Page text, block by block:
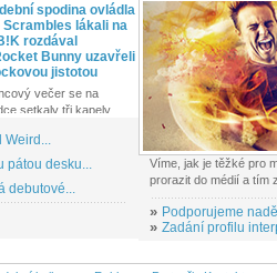
spodina ovládla
Scrambles lákali na
rozdával
Bunny uzavřeli
jistotou
večer se na
setkaly tři kapely...
desku...
Víme, jak je těžké pro
prorazit do médií a tím
» Podporujeme
» Zadání profilu